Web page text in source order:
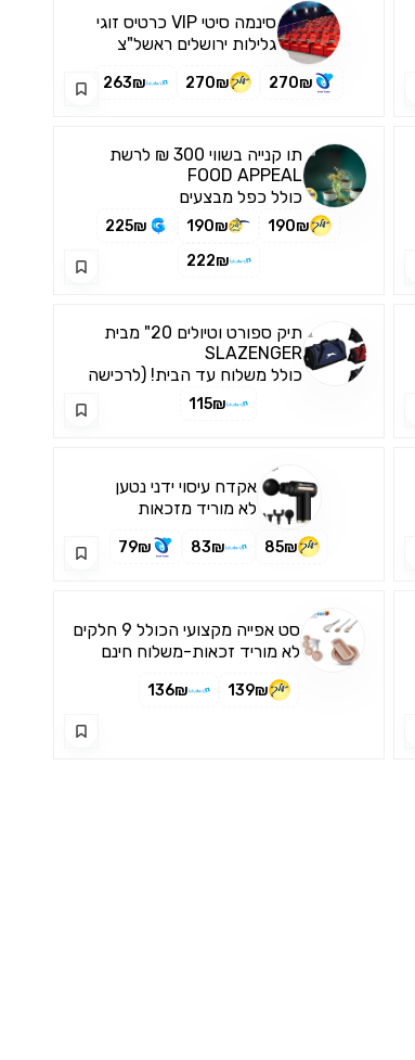
סינמה סיטי VIP כרטיס זוגי
גלילות ירושלים ראשל"צ
270₪
270₪
263₪
תו קנייה בשווי 300 ₪ לרשת
FOOD APPEAL
כולל כפל מבצעים
190₪
190₪
225₪
222₪
תיק ספורט וטיולים 20" מבית
SLAZENGER
כולל משלוח עד הבית! (לרכישה
דרך האפליקציה בלבד)
115₪
אקדח עיסוי ידני נטען
לא מוריד מזכאות
85₪
83₪
79₪
סט אפייה מקצועי הכולל 9 חלקים
לא מוריד זכאות-משלוח חינם
139₪
136₪